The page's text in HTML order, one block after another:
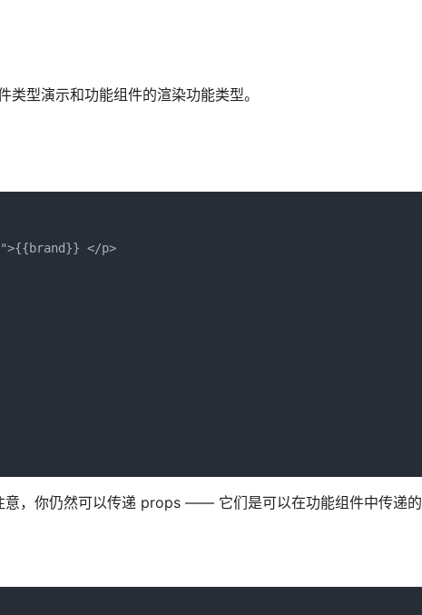
型演示和功能组件的渲染功能类型。
</p>
意，你仍然可以传递 props —— 它们是可以在功能组件中传递